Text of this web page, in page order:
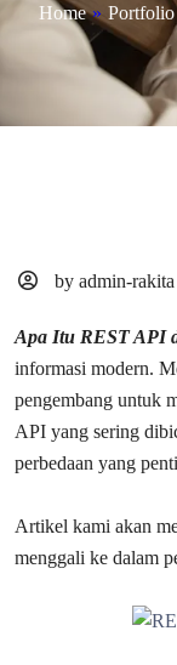
Home » Portfolio
by admin-rakita
Apa Itu REST API
informasi modern.
pengembang untuk
API yang sering
perbedaan yang
Artikel kami akan
menggali ke dalam